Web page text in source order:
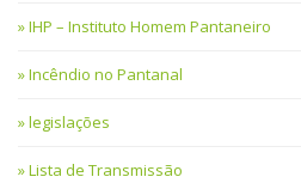
IHP – Instituto Homem Pantaneiro
Incêndio no Pantanal
legislações
Lista de Transmissão